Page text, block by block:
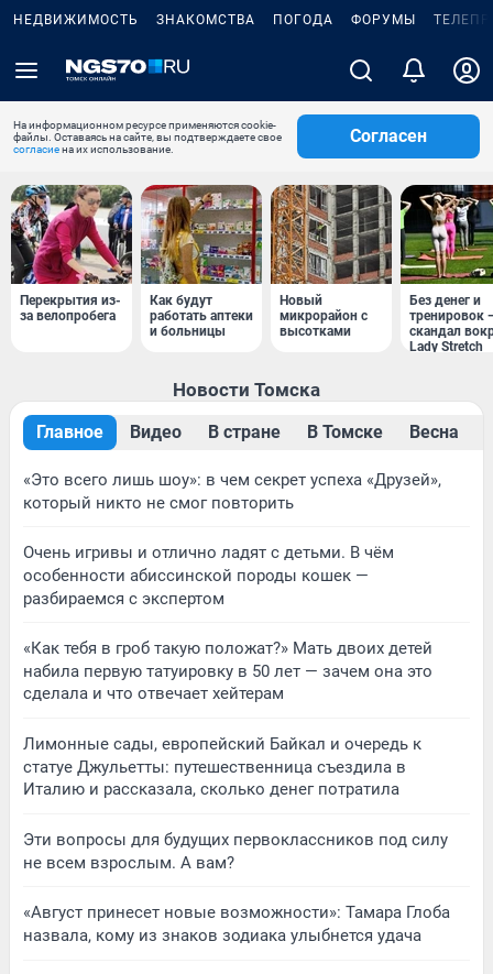
НЕДВИЖИМОСТЬ ЗНАКОМСТВА ПОГОДА ФОРУМЫ
На информационном ресурсе применяются cookie-
файлы. Оставаясь на сайте, вы подтверждаете свое
согласиена их использование.
Согласен
Перекрытия из-
за велопробега
Как будут
работать аптеки
и больницы
Новый
микрорайон с
высотками
Без денег и
тренировок
скандал
Lady Stretch
Новости Томска
Главное Видео В стране В Томске Весна
«Это всего лишь шоу»: в чем секрет успеха «Друзей»,
который никто не смог повторить
Очень игривы и отлично ладят с детьми. В чём
особенности абиссинской породы кошек —
разбираемся с экспертом
«Как тебя в гроб такую положат?» Мать двоих детей
набила первую татуировку в 50 лет — зачем она это
сделала и что отвечает хейтерам
Лимонные сады, европейский Байкал и очередь к
статуе Джульетты: путешественница съездила в
Италию и рассказала, сколько денег потратила
Эти вопросы для будущих первоклассников под силу
не всем взрослым. А вам?
«Август принесет новые возможности»: Тамара Глоба
назвала, кому из знаков зодиака улыбнется удача